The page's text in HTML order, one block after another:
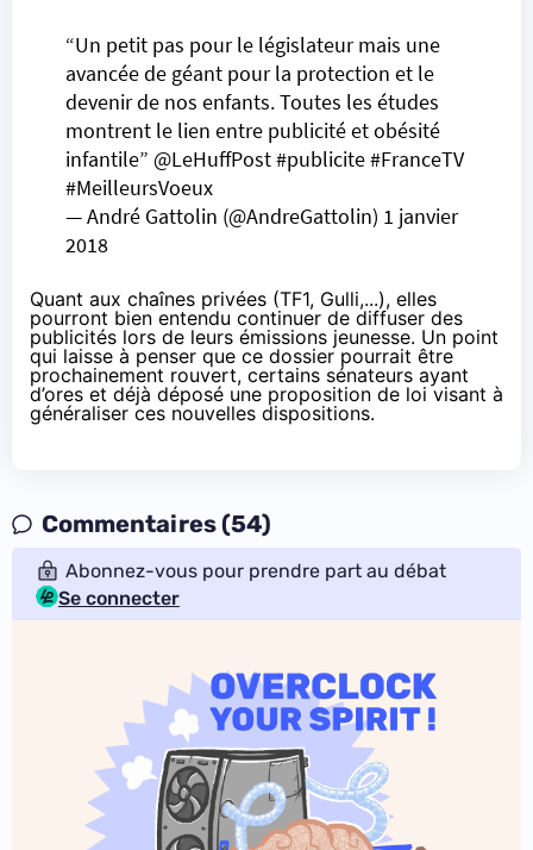
“Un petit pas pour le législateur mais une
avancée de géant pour la protection et le
devenir de nos enfants. Toutes les études
montrent le lien entre publicité et obésité
infantile” @LeHuffPost#publicite#FranceTV
#MeilleursVoeux
— André Gattolin (@AndreGattolin) 1 janvier
2018
Quant aux chaînes privées (TF1, Gulli,...), elles
pourront bien entendu continuer de diffuser des
publicités lors de leurs émissions jeunesse. Un point
qui laisse à penser que ce dossier pourrait être
prochainement rouvert, certains sénateurs ayant
d’ores et déjà déposé une proposition de loi visant à
généraliser ces nouvelles dispositions.
Commentaires (54)
Abonnez-vous pour prendre part au débat
Se connecter